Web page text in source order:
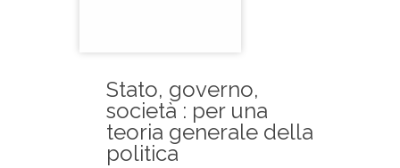
Stato, governo,
società : per una
teoria generale della
politica